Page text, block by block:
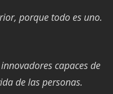
porque todo es uno.
capaces de
de las personas.